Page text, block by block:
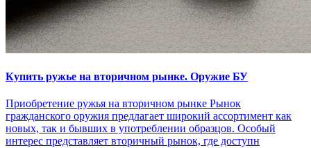
Купить ружье на вторичном рынке. Оружие БУ
Приобретение ружья на вторичном рынке Рынок
гражданского оружия предлагает широкий ассортимент как
новых, так и бывших в употреблении образцов. Особый
интерес представляет вторичный рынок, где доступн